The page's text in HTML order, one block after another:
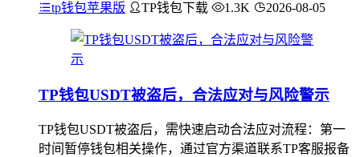
tp钱包苹果版 TP钱包下载 1.3K 2026-08-05
TP钱包USDT被盗后，合法应对与风险警示
TP钱包USDT被盗后，需快速启动合法应对流程：第一
时间暂停钱包相关操作，通过官方渠道联系TP客服报备